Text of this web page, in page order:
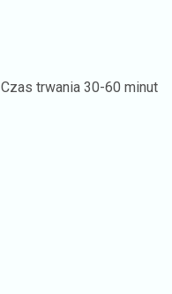
Czas trwania30-60 minut